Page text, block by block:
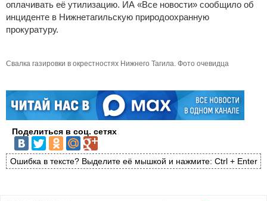
оплачивать её утилизацию. ИА «Все новости» сообщило об
инциденте в Нижнетагильскую природоохранную
прокуратуру.
Свалка газировки в окрестностях Нижнего Тагила. Фото очевидца
Поделиться в соц. сетях
Ошибка в тексте? Выделите её мышкой и нажмите: Ctrl + Enter